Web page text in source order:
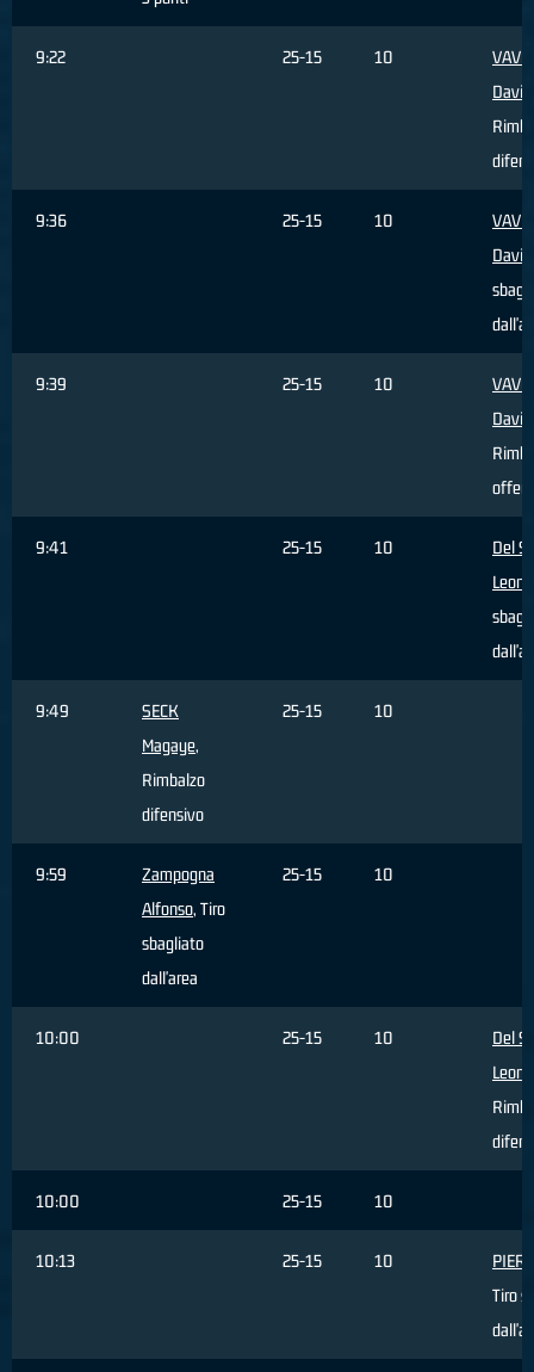
9:22 25-15 10
9:36 25-15 10
9:39 25-15 10
9:41 25-15 10
Del
9:49
SECK
Magaye,
Rimbalzo
difensivo
25-15 10
9:59
Zampogna
Alfonso, Tiro
sbagliato
dall'area
25-15 10
10:00 25-15 10
Del
10:00 25-15 10
10:13 25-15 10
Tiro